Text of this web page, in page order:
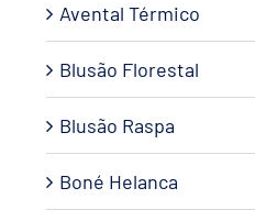
Avental Térmico
Blusão Florestal
Blusão Raspa
Boné Helanca